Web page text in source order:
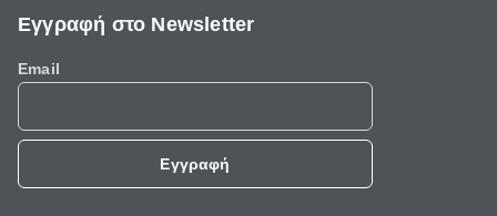
Εγγραφή στο Newsletter
Email
Εγγραφή